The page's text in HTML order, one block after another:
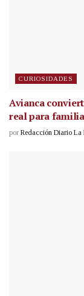
CURIOSIDADES
Avianca
real para
por Redacción Diario La